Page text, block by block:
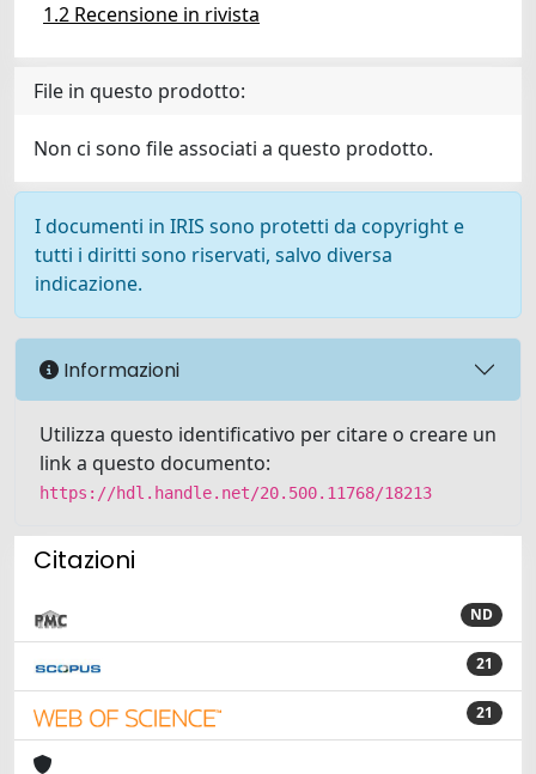
1.2 Recensione in rivista
File in questo prodotto:
Non ci sono file associati a questo prodotto.
I documenti in IRIS sono protetti da copyright e
tutti i diritti sono riservati, salvo diversa
indicazione.
Informazioni
Utilizza questo identificativo per citare o creare un
link a questo documento:
https://hdl.handle.net/20.500.11768/18213
Citazioni
ND
21
21